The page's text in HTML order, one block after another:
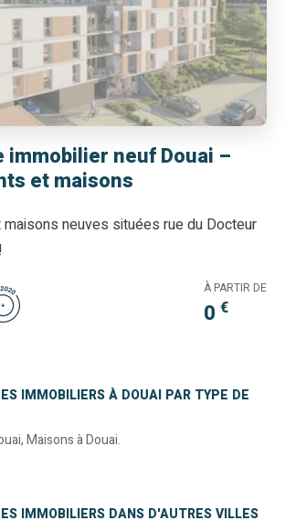
immobilier neuf Douai –
et maisons
neuves situées rue du Docteur
À PARTIR DE
0 €
IMMOBILIERS À DOUAI PAR TYPE DE
,Maisons à Douai.
IMMOBILIERS DANS D'AUTRES VILLES